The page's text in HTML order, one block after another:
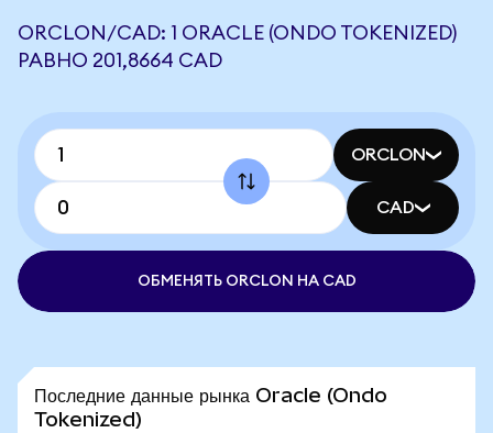
ORCLON/CAD: 1 ORACLE (ONDO TOKENIZED)
РАВНО 201,8664 CAD
ORCLON
CAD
ОБМЕНЯТЬ ORCLON НА CAD
Последние данные рынка Oracle (Ondo
Tokenized)